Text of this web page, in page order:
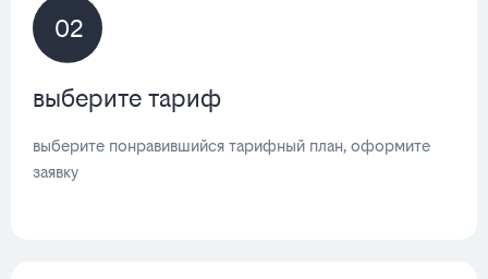
02
выберите тариф
выберите понравившийся тарифный план, оформите
заявку